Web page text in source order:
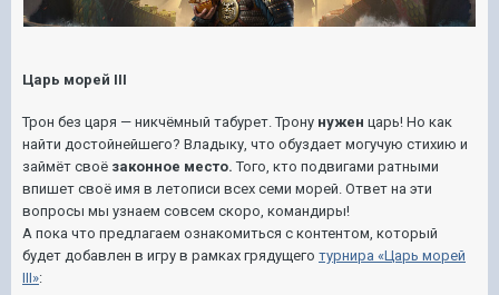
Царь морей III
Трон без царя — никчёмный табурет. Трону нужен царь! Но как
найти достойнейшего? Владыку, что обуздает могучую стихию и
займёт своё законное место. Того, кто подвигами ратными
впишет своё имя в летописи всех семи морей. Ответ на эти
вопросы мы узнаем совсем скоро, командиры!
А пока что предлагаем ознакомиться с контентом, который
будет добавлен в игру в рамках грядущего турнира «Царь морей
III»: